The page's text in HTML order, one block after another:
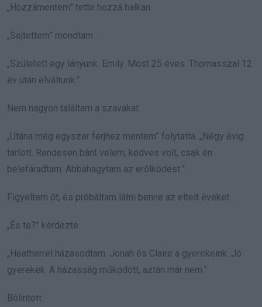
„Hozzámentem” tette hozzá halkan.
„Sejtettem” mondtam.
„Született egy lányunk. Emily. Most 25 éves. Thomasszal 12
év után elváltunk.”
Nem nagyon találtam a szavakat.
„Utána még egyszer férjhez mentem” folytatta. „Négy évig
tartott. Rendesen bánt velem, kedves volt, csak én
belefáradtam. Abbahagytam az erőlködést.”
Figyeltem őt, és próbáltam látni benne az eltelt éveket.
„És te?” kérdezte.
„Heatherrel házasodtam. Jonah és Claire a gyerekeink. Jó
gyerekek. A házasság működött, aztán már nem.”
Bólintott.